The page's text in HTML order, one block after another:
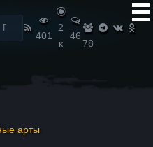
401
2
к
46
78
арты